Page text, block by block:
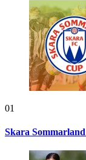
01
Skara